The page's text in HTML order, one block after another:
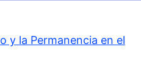
y la Permanencia en el